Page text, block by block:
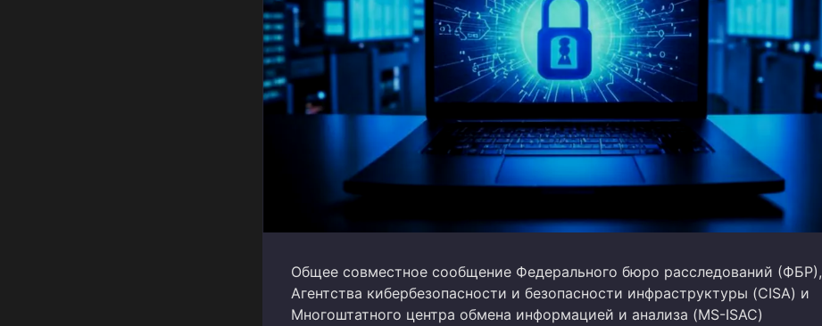
Общее совместное сообщение Федерального бюро расследований (ФБР),
Агентства кибербезопасности и безопасности инфраструктуры (CISA) и
Многоштатного центра обмена информацией и анализа (MS-ISAC)